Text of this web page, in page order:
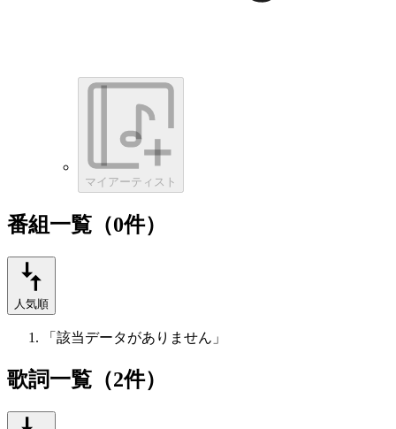
マイアーティスト
番組一覧（0件）
人気順
「該当データがありません」
歌詞一覧（2件）